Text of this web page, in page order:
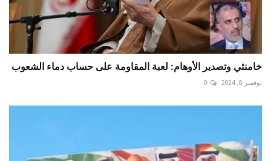
خامنئي وتصدير الأوهام: لعبة المقاومة على حساب دماء الشعوب
نوفمبر 8, 2024 0